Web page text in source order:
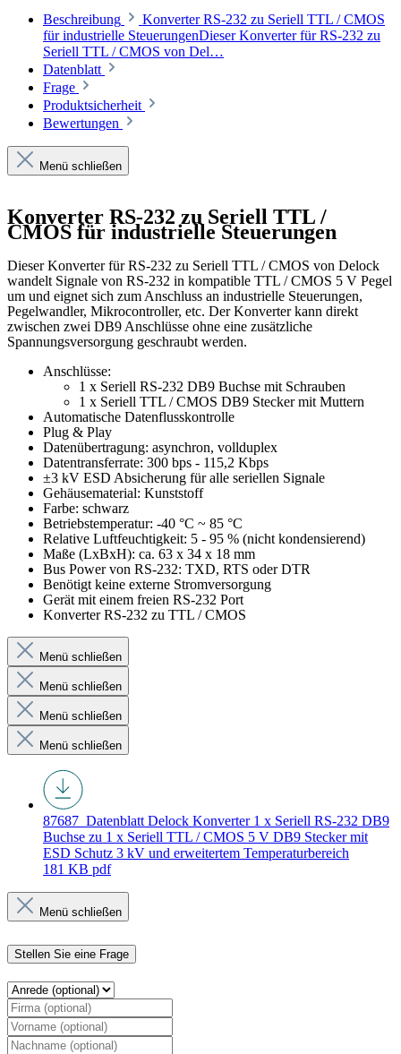
Beschreibung
Konverter RS-232 zu Seriell TTL / CMOS
für industrielle SteuerungenDieser Konverter für RS-232 zu
Seriell TTL / CMOS von Del…
Datenblatt
Frage
Produktsicherheit
Bewertungen
Menü schließen
Konverter RS-232 zu Seriell TTL /
CMOS für industrielle Steuerungen
Dieser Konverter für RS-232 zu Seriell TTL / CMOS von Delock
wandelt Signale von RS-232 in kompatible TTL / CMOS 5 V Pegel
um und eignet sich zum Anschluss an industrielle Steuerungen,
Pegelwandler, Mikrocontroller, etc. Der Konverter kann direkt
zwischen zwei DB9 Anschlüsse ohne eine zusätzliche
Spannungsversorgung geschraubt werden.
Anschlüsse:
1 x Seriell RS-232 DB9 Buchse mit Schrauben
1 x Seriell TTL / CMOS DB9 Stecker mit Muttern
Automatische Datenflusskontrolle
Plug & Play
Datenübertragung: asynchron, vollduplex
Datentransferrate: 300 bps - 115,2 Kbps
±3 kV ESD Absicherung für alle seriellen Signale
Gehäusematerial: Kunststoff
Farbe: schwarz
Betriebstemperatur: -40 °C ~ 85 °C
Relative Luftfeuchtigkeit: 5 - 95 % (nicht kondensierend)
Maße (LxBxH): ca. 63 x 34 x 18 mm
Bus Power von RS-232: TXD, RTS oder DTR
Benötigt keine externe Stromversorgung
Gerät mit einem freien RS-232 Port
Konverter RS-232 zu TTL / CMOS
Menü schließen
Menü schließen
Menü schließen
Menü schließen
87687_Datenblatt Delock Konverter 1 x Seriell RS-232 DB9
Buchse zu 1 x Seriell TTL / CMOS 5 V DB9 Stecker mit
ESD Schutz 3 kV und erweitertem Temperaturbereich
181 KB pdf
Menü schließen
Stellen Sie eine Frage